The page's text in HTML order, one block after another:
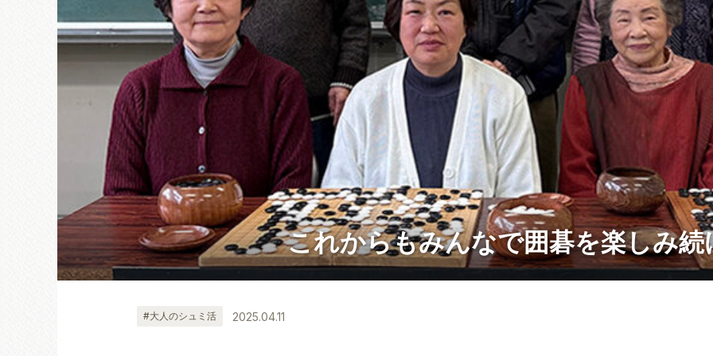
これからもみんなで囲碁を楽しみ続
#大人のシュミ活 2025.04.11